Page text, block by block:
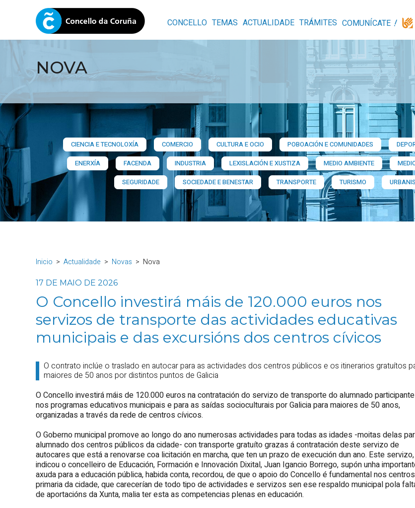
CONCELLO TEMAS ACTUALIDADE TRÁMITES COMUNÍCATE
NOVA
CIENCIA E TECNOLOXÍA COMERCIO CULTURA E OCIO POBOACIÓN E COMUNIDADES
ENERXÍA
FACENDA INDUSTRIA LEXISLACIÓN E XUSTIZA MEDIO AMBIENTE
SEGURIDADE
SOCIEDADE E BENESTAR TRANSPORTE TURISMO
Inicio Actualidade Novas Nova
17 DE MAIO DE 2026
O Concello investirá máis de 120.000 euros nos
servizos de transporte das actividades educativas
municipais e das excursións dos centros cívicos
O contrato inclúe o traslado en autocar para as actividades dos centros públicos e os itinerarios gratuítos
maiores de 50 anos por distintos puntos de Galicia
O Concello investirá máis de 120.000 euros na contratación do servizo de transporte do alumnado participante
nos programas educativos municipais e para as saídas socioculturais por Galicia para maiores de 50 anos,
organizadas a través da rede de centros cívicos.
O Goberno municipal promove ao longo do ano numerosas actividades para todas as idades -moitas delas
alumnado dos centros públicos da cidade- con transporte gratuíto grazas á contratación deste servizo de
autocares que está a renovarse coa licitación en marcha, que ten un prazo de execución dun ano. Este servizo,
indicou o concelleiro de Educación, Formación e Innovación Dixital, Juan Igancio Borrego, supón unha
axuda para a educación pública, habida conta, recordou, de que o apoio do Concello é fundamental nos
primaria da cidade, que carecerían de todo tipo de actividades e servizos sen ese respaldo municipal pola
de aportacións da Xunta, malia ter esta as competencias plenas en educación.